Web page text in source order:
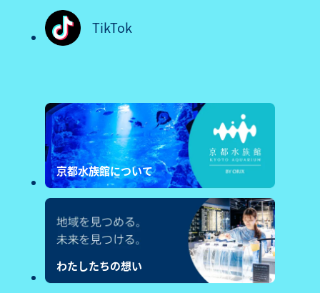
TikTok
京都水族館について
わたしたちの想い